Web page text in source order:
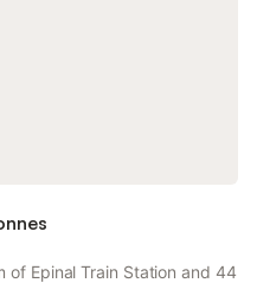
of Epinal Train Station and 44